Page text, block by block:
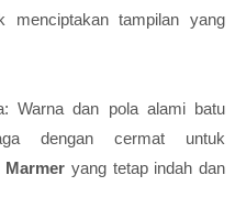
menciptakan tampilan yang
Warna dan pola alami batu
dengan cermat untuk
Marmer yang tetap indah dan